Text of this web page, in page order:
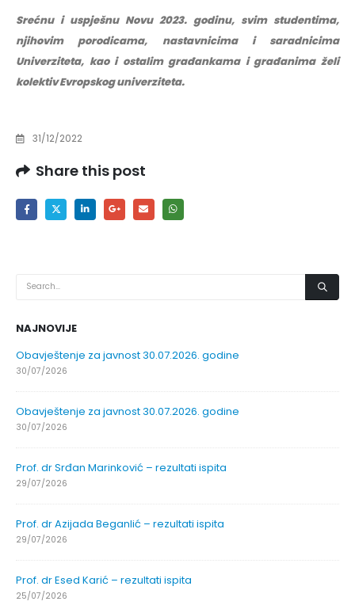
Srećnu i uspješnu Novu 2023. godinu, svim studentima,
njihovim porodicama, nastavnicima i saradnicima
Univerziteta, kao i ostalim građankama i građanima želi
kolektiv Evropskog univerziteta.
31/12/2022
Share this post
NAJNOVIJE
Obavještenje za javnost 30.07.2026. godine
30/07/2026
Obavještenje za javnost 30.07.2026. godine
30/07/2026
Prof. dr Srđan Marinković – rezultati ispita
29/07/2026
Prof. dr Azijada Beganlić – rezultati ispita
29/07/2026
Prof. dr Esed Karić – rezultati ispita
25/07/2026